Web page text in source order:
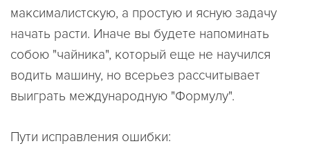
максималистскую, а простую и ясную задачу
начать расти. Иначе вы будете напоминать
собою "чайника", который еще не научился
водить машину, но всерьез рассчитывает
выиграть международную "Формулу".
Пути исправления ошибки: